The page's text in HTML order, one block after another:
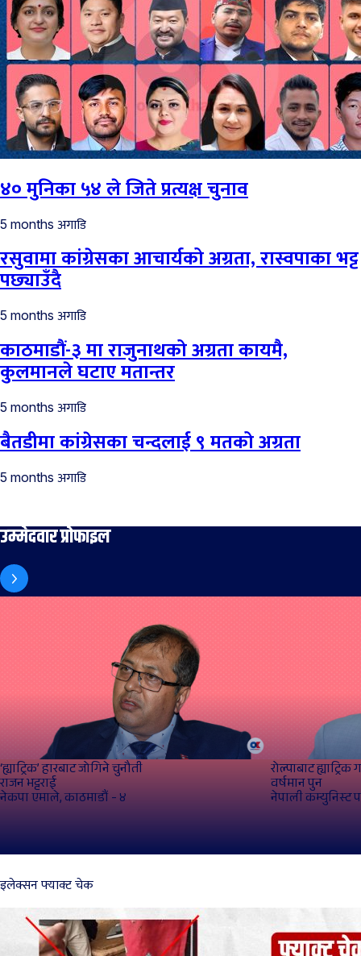
४० मुनिका ५४ ले जिते प्रत्यक्ष चुनाव
5 months अगाडि
रसुवामा कांग्रेसका आचार्यको अग्रता, रास्वपाका भट्ट
पछ्याउँदै
5 months अगाडि
काठमाडौं-३ मा राजुनाथको अग्रता कायमै,
कुलमानले घटाए मतान्तर
5 months अगाडि
बैतडीमा कांग्रेसका चन्दलाई ९ मतको अग्रता
5 months अगाडि
उम्मेदवार प्रोफाइल
‘ह्याट्रिक’ हारबाट जोगिने चुनौती
राजन भट्टराई
नेकपा एमाले, काठमाडौं - ४
रोल्पाबाट ह्याट्रिक
वर्षमान पुन
नेपाली कम्युनिस्ट
इलेक्सन फ्याक्ट चेक